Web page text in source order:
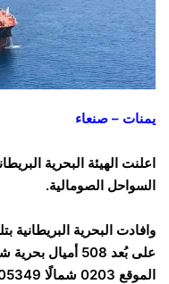
يمنات – صنعاء
اعلنت الهيئة البحرية
السواحل الصومالية.
وافادت البحرية البريطانية
على بُعد 508
الموقع 0203 شمالًا 05349 شرقًا.